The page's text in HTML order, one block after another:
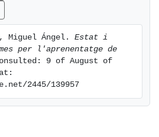
Miguel Ángel. Estat i
per l'aprenentatge de
9 of August of
2445/139957